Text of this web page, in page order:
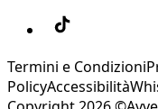
Termini e Condizioni
PolicyAccessibilità